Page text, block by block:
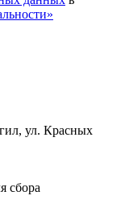
ул. Красных
сбора